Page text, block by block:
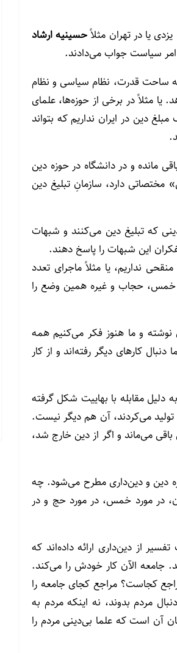
یا در تهران مثلاًحسینیه ارشاد
امر سیاست جواب می‌دادند.
به ساحت قدرت، نظام سیاسی و نظام
مثلاً در برخی از حوزه‌ها، علمای
دین در ایران نداریم که بتواند
مانده و در دانشگاه در حوزه دین
دارد، سازمانِ تبلیغ دین
که تبلیغ دین می‌کنند و شبهات
این شبهات را پاسخ دهند.
نداریم، یا مثلاً ماجرای تعدد
خمس، حجاب و غیره همین وضع را
و ما هنوز فکر می‌کنیم همه
کارهای دیگر رفته‌اند و از کار
دلیل مقابله با بهاییت شکل گرفته
تولید می‌کردند، آن هم دیگر نیست.
می‌ماند و اگر از دین خارج شد،
دین و دین‌داری مطرح می‌شود. چه
در مورد خمس، در مورد حج و در
از دین‌داری ارائه داده‌اند که
جامعه الآن کار خودش را می‌کند.
کجاست؟ مراجع کجای جامعه را
مردم بدوند، نه اینکه مردم به
آن است که علما بی‌دینی مردم را